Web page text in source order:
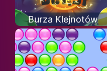
Burza Klejnotów